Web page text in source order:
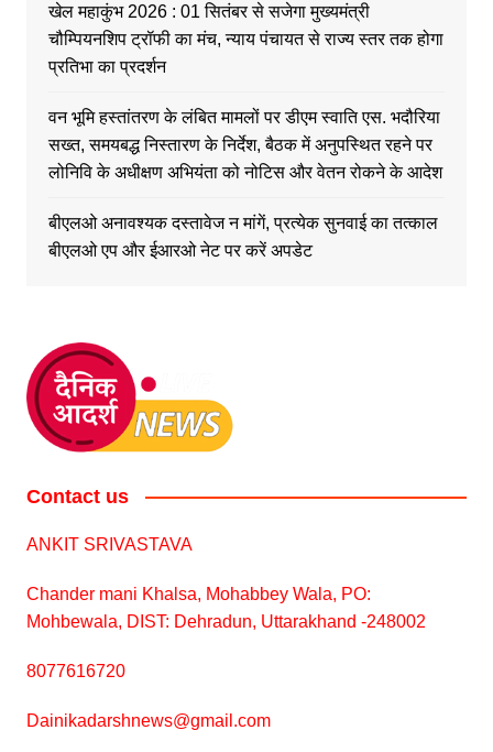
खेल महाकुंभ 2026 : 01 सितंबर से सजेगा मुख्यमंत्री
चौम्पियनशिप ट्रॉफी का मंच, न्याय पंचायत से राज्य स्तर तक होगा
प्रतिभा का प्रदर्शन
वन भूमि हस्तांतरण के लंबित मामलों पर डीएम स्वाति एस. भदौरिया
सख्त, समयबद्ध निस्तारण के निर्देश, बैठक में अनुपस्थित रहने पर
लोनिवि के अधीक्षण अभियंता को नोटिस और वेतन रोकने के आदेश
बीएलओ अनावश्यक दस्तावेज न मांगें, प्रत्येक सुनवाई का तत्काल
बीएलओ एप और ईआरओ नेट पर करें अपडेट
Contact us
ANKIT SRIVASTAVA
Chander mani Khalsa, Mohabbey Wala, PO:
Mohbewala, DIST: Dehradun, Uttarakhand -248002
8077616720
Dainikadarshnews@gmail.com